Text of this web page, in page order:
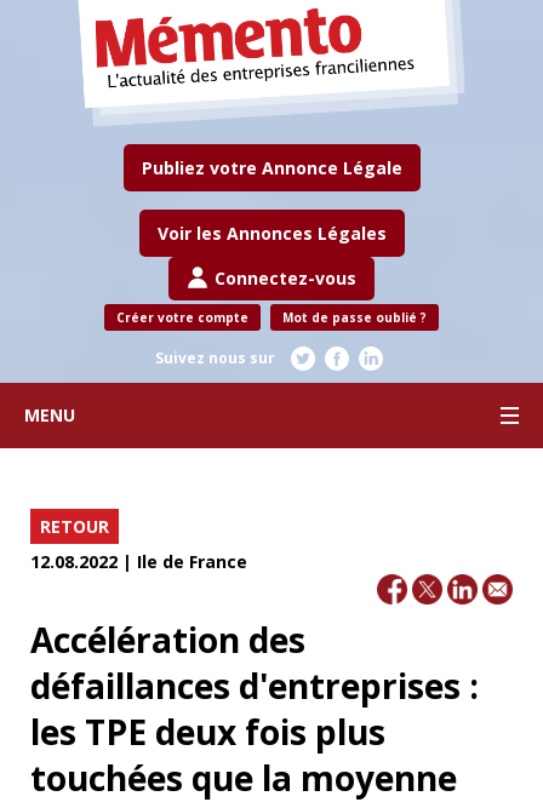
Publiez votre Annonce Légale
Voir les Annonces Légales
Connectez-vous
Créer votre compte Mot de passe oublié ?
Suivez nous sur
MENU
RETOUR
12.08.2022 | Ile de France
Accélération des
défaillances d'entreprises :
les TPE deux fois plus
touchées que la moyenne